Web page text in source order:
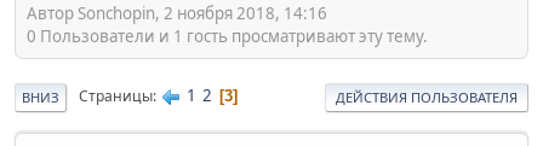
Автор Sonchopin, 2 ноября 2018, 14:16
0 Пользователи и 1 гость просматривают эту тему.
ВНИЗ Страницы 1 2 3 ДЕЙСТВИЯ ПОЛЬЗОВАТЕЛЯ